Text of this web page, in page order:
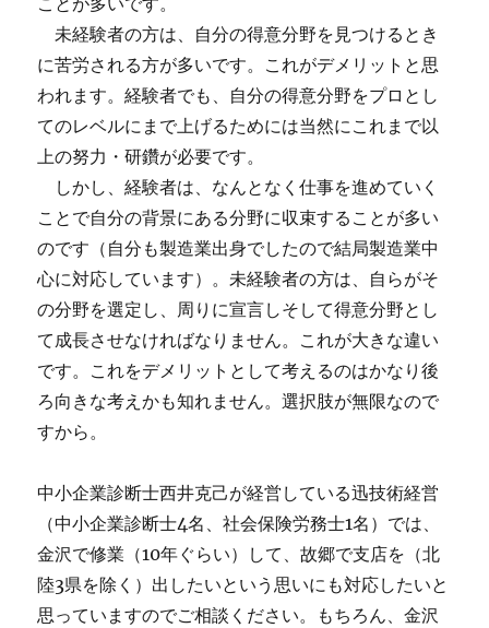
未経験者の方は、自分の得意分野を見つけるとき
に苦労される方が多いです。これがデメリットと思
われます。経験者でも、自分の得意分野をプロとし
てのレベルにまで上げるためには当然にこれまで以
上の努力・研鑽が必要です。
しかし、経験者は、なんとなく仕事を進めていく
ことで自分の背景にある分野に収束することが多い
のです（自分も製造業出身でしたので結局製造業中
心に対応しています）。未経験者の方は、自らがそ
の分野を選定し、周りに宣言しそして得意分野とし
て成長させなければなりません。これが大きな違い
です。これをデメリットとして考えるのはかなり後
ろ向きな考えかも知れません。選択肢が無限なので
すから。
中小企業診断士西井克己が経営している迅技術経営
（中小企業診断士4名、社会保険労務士1名）では、
金沢で修業（10年ぐらい）して、故郷で支店を（北
陸3県を除く）出したいという思いにも対応したいと
思っていますのでご相談ください。もちろん、金沢